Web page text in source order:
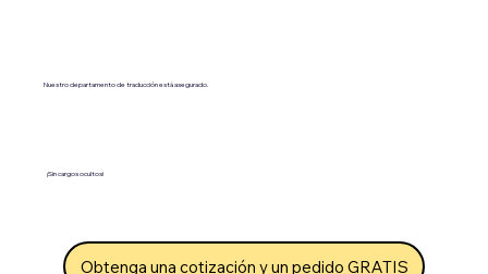
Nuestro departamento de traducción está asegurado.
¡Sin cargos ocultos!
Obtenga una cotización y un pedido GRATIS